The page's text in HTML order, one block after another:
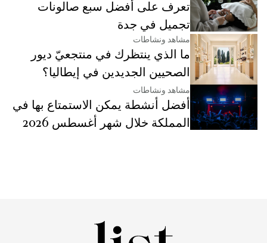
تعرف على أفضل سبع صالونات
تجميل في جدة
مشاهد ونشاطات
ما الذي ينتظرك في منتجعيّ ديور
الصحيين الجديدين في إيطاليا؟
مشاهد ونشاطات
أفضل أنشطة يمكن الاستمتاع بها في
المملكة خلال شهر أغسطس 2026